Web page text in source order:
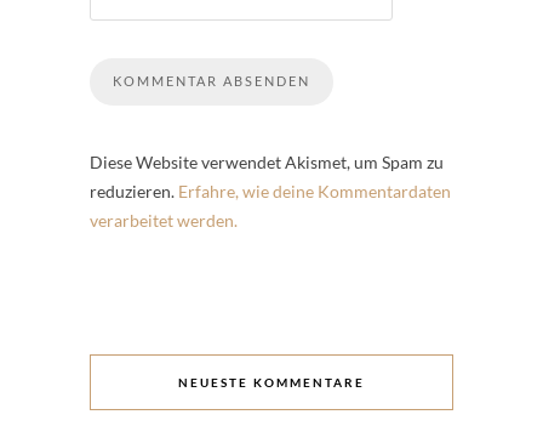
Diese Website verwendet Akismet, um Spam zu
reduzieren. Erfahre, wie deine Kommentardaten
verarbeitet werden.
NEUESTE KOMMENTARE